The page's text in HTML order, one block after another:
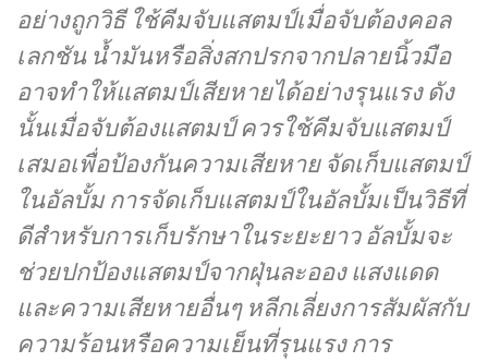
อย่างถูกวิธี ใช้คีมจับแสตมป์เมื่อจับต้องคอล
เลกชัน น้ำมันหรือสิ่งสกปรกจากปลายนิ้วมือ
อาจทำให้แสตมป์เสียหายได้อย่างรุนแรง ดัง
นั้นเมื่อจับต้องแสตมป์ ควรใช้คีมจับแสตมป์
เสมอเพื่อป้องกันความเสียหาย จัดเก็บแสตมป์
ในอัลบั้ม การจัดเก็บแสตมป์ในอัลบั้มเป็นวิธีที่
ดีสำหรับการเก็บรักษาในระยะยาว อัลบั้มจะ
ช่วยปกป้องแสตมป์จากฝุ่นละออง แสงแดด
และความเสียหายอื่นๆ หลีกเลี่ยงการสัมผัสกับ
ความร้อนหรือความเย็นที่รุนแรง การ